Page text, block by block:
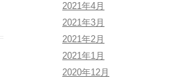
2021年4月
2021年3月
2021年2月
2021年1月
2020年12月